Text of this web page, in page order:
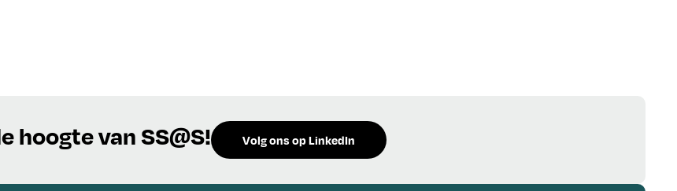
hoogte van SS@S! Volg ons op LinkedIn